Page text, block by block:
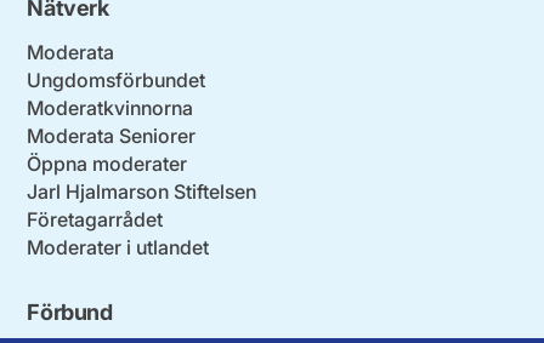
Nätverk
Moderata
Ungdomsförbundet
Moderatkvinnorna
Moderata Seniorer
Öppna moderater
Jarl Hjalmarson Stiftelsen
Företagarrådet
Moderater i utlandet
Förbund